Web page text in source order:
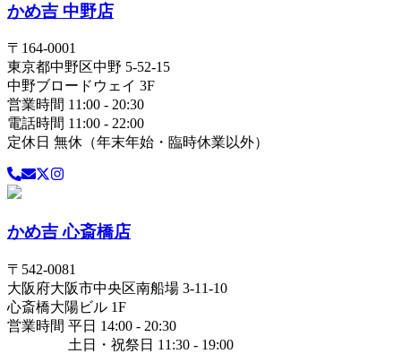
かめ吉 中野店
〒 164-0001
東京都中野区中野 5-52-15
中野ブロードウェイ 3F
営業時間 11:00 - 20:30
電話時間 11:00 - 22:00
定休日 無休（年末年始・臨時休業以外）
かめ吉 心斎橋店
〒 542-0081
大阪府大阪市中央区南船場 3-11-10
心斎橋大陽ビル 1F
営業時間 平日 14:00 - 20:30
土日・祝祭日 11:30 - 19:00